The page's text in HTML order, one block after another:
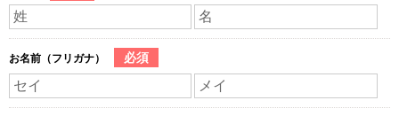
お名前（フリガナ） 必須